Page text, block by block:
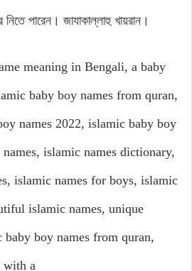
পারেন। জাযাকাল্লাহু খায়রান।
meaning in Bengali, a baby
baby boy names from quran,
names 2022, islamic baby boy
islamic names dictionary,
islamic names for boys, islamic
islamic names, unique
boy names from quran,
with a